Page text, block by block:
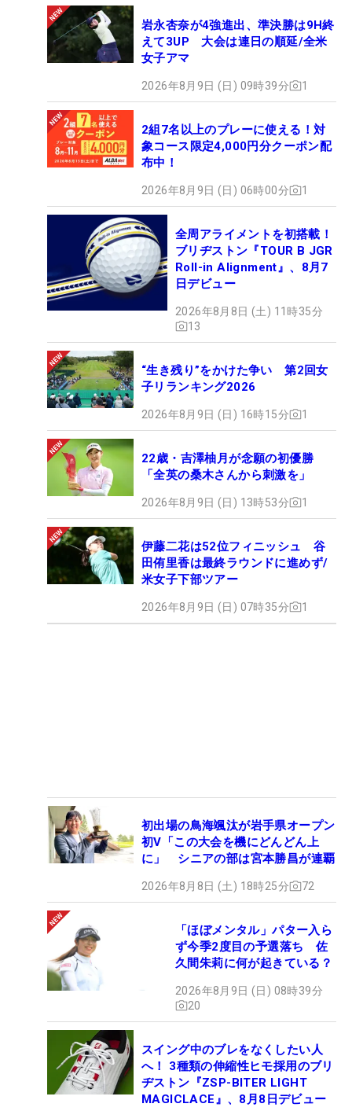
岩永杏奈が4強進出、準決勝は9H終
えて3UP 大会は連日の順延/全米
女子アマ
2026年8月9日 (日) 09時39分 1
2組7名以上のプレーに使える！対
象コース限定4,000円分クーポン配
布中！
2026年8月9日 (日) 06時00分 1
全周アライメントを初搭載！
ブリヂストン『TOUR B JGR
Roll-in Alignment』、8月7
日デビュー
2026年8月8日 (土) 11時35分
13
“生き残り”をかけた争い 第2回女
子リランキング2026
2026年8月9日 (日) 16時15分 1
22歳・吉澤柚月が念願の初優勝
「全英の桑木さんから刺激を」
2026年8月9日 (日) 13時53分 1
伊藤二花は52位フィニッシュ 谷
田侑里香は最終ラウンドに進めず/
米女子下部ツアー
2026年8月9日 (日) 07時35分 1
初出場の鳥海颯汰が岩手県オープン
初V「この大会を機にどんどん上
に」 シニアの部は宮本勝昌が連覇
2026年8月8日 (土) 18時25分 72
「ほぼメンタル」パター入ら
ず今季2度目の予選落ち 佐
久間朱莉に何が起きている？
2026年8月9日 (日) 08時39分
20
スイング中のブレをなくしたい人
へ！ 3種類の伸縮性ヒモ採用のブリ
ヂストン『ZSP-BITER LIGHT
MAGICLACE』、8月8日デビュー